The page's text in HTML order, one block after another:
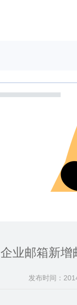
业邮箱新
发布时间：